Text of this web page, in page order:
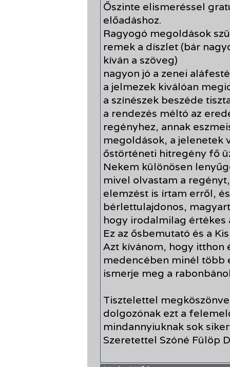
Őszinte elismeréssel
előadáshoz.
Ragyogó megoldások
remek a díszlet (bár
kíván a szöveg)
nagyon jó a zenei
a jelmezek kiválóan
a színészek beszéde
a rendezés méltó az
regényhez, annak
megoldások, a jelenetek
őstörténeti hitregény fő
Nekem különösen
mivel olvastam a
elemzést is írtam erről,
bérlettulajdonos,
hogy irodalmilag értékes
Ez az ősbemutató és a
Azt kívánom, hogy itthon
medencében minél több
ismerje meg a
Tisztelettel
dolgozónak ezt a
mindannyiuknak sok
Szeretettel Szóné Fülöp